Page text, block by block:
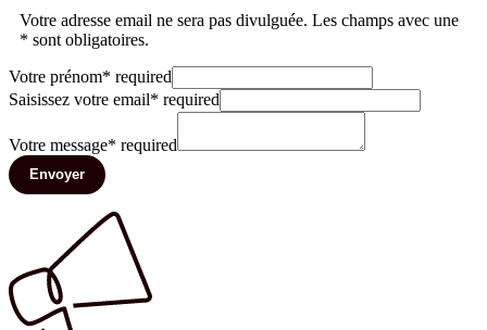
Votre adresse email ne sera pas divulguée. Les champs avec une
* sont obligatoires.
Votre prénom* required
Saisissez votre email* required
Votre message* required
Envoyer